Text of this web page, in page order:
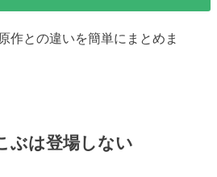
作との違いを簡単にまとめま
ぶは登場しない